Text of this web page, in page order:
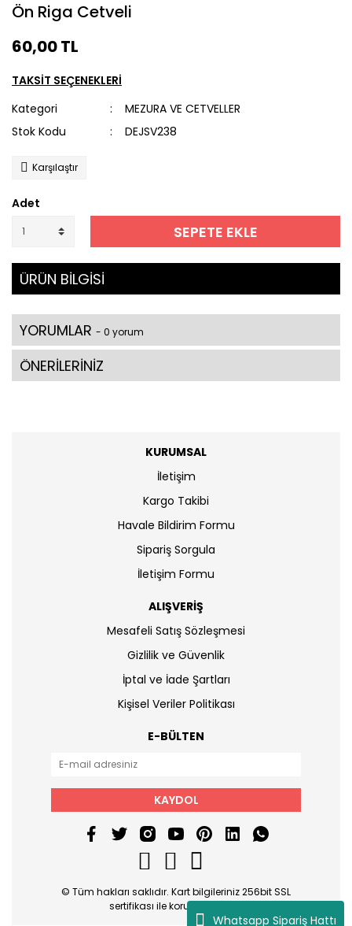
Whatsapp Sipariş Hattı
Ön Riga Cetveli
60,00 TL
TAKSİT SEÇENEKLERİ
Kategori
MEZURA VE CETVELLER
Stok Kodu
DEJSV238
Karşılaştır
Adet
SEPETE EKLE
ÜRÜN BİLGİSİ
YORUMLAR - 0 yorum
ÖNERİLERİNİZ
KURUMSAL
İletişim
Kargo Takibi
Havale Bildirim Formu
Sipariş Sorgula
İletişim Formu
ALIŞVERİŞ
Mesafeli Satış Sözleşmesi
Gizlilik ve Güvenlik
İptal ve İade Şartları
Kişisel Veriler Politikası
E-BÜLTEN
KAYDOL
© Tüm hakları saklıdır. Kart bilgileriniz 256bit SSL
sertifikası ile korunmaktadır.